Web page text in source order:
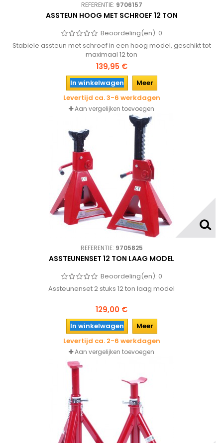
REFERENTIE: 9706157
ASSTEUN HOOG MET SCHROEF 12 TON
Beoordeling(en): 0
Stabiele assteun met schroef in een hoog model, geschikt tot
maximaal 12 ton
139,95 €
In winkelwagen
Meer
Levertijd ca. 3-6 werkdagen
Aan vergelijken toevoegen
REFERENTIE: 9705825
ASSTEUNENSET 12 TON LAAG MODEL
Beoordeling(en): 0
Assteunenset 2 stuks 12 ton laag model
129,00 €
In winkelwagen
Meer
Levertijd ca. 2-6 werkdagen
Aan vergelijken toevoegen